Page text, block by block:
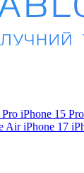
iPhone 15 Pro
AiriPhone 17